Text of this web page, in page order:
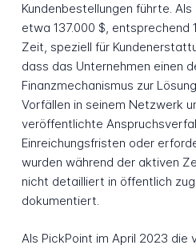
Kundenbestellungen führte.
etwa 137.000 $, entsprechend
Zeit, speziell für
dass das Unternehmen einen
Finanzmechanismus zur
Vorfällen in seinem Netzwerk
veröffentlichte
Einreichungsfristen oder
wurden während der aktiven
nicht detailliert in öffentlich
dokumentiert.
Als PickPoint im April 2023 die